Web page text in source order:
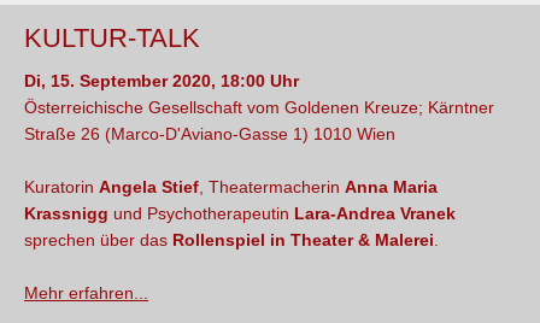
KULTUR-TALK
Di, 15. September 2020, 18:00 Uhr
Österreichische Gesellschaft vom Goldenen Kreuze; Kärntner
Straße 26 (Marco-D'Aviano-Gasse 1) 1010 Wien
Kuratorin Angela Stief , Theatermacherin Anna Maria
Krassnigg und Psychotherapeutin Lara-Andrea Vranek
sprechen über das Rollenspiel in Theater & Malerei
Mehr erfahren...